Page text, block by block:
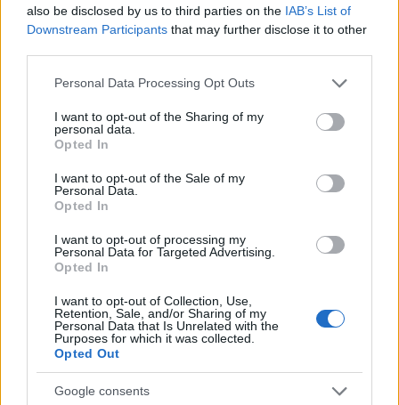
also be disclosed by us to third parties on the IAB’s List of
Downstream Participants that may further disclose it to other
Please note that this website/app uses one or more Google
not limited to your visit or usage behaviour. You may click to
grant or deny consent to Google and its third-party tags to
use your data for below specified purposes in below Google
consent section.
Personal Data Processing Opt Outs
I want to opt-out of the Sharing of my
personal data.
Opted In
I want to opt-out of the Sale of my
Personal Data.
Opted In
I want to opt-out of processing my
Personal Data for Targeted Advertising.
Opted In
I want to opt-out of Collection, Use,
Retention, Sale, and/or Sharing of my
Personal Data that Is Unrelated with the
Purposes for which it was collected.
Opted Out
Google consents
ελικοδρόμιο – «Πάρκαραν» το ελικόπτερο
τους για να κάνουν μπάνιο
αφορά στη χρήση της εικόνας και της
φωνής της Αλίκης Βουγιουκλάκη μέσω AI»
μπότοξ και ανέβασε στο Instagram την
εμπειρία της
πισίνα, δε θα είχα θρηνήσει το παιδί μου» –
Η σπαρακτική περιγραφή του πατέρα και
τα κενά στους ισχυρισμούς του ιδιοκτήτη
του beach bar
Εκρηκτικό κοκτέιλ με 40άρια και 8 μποφόρ
- Σε συναγερμό η χώρα για φωτιές,